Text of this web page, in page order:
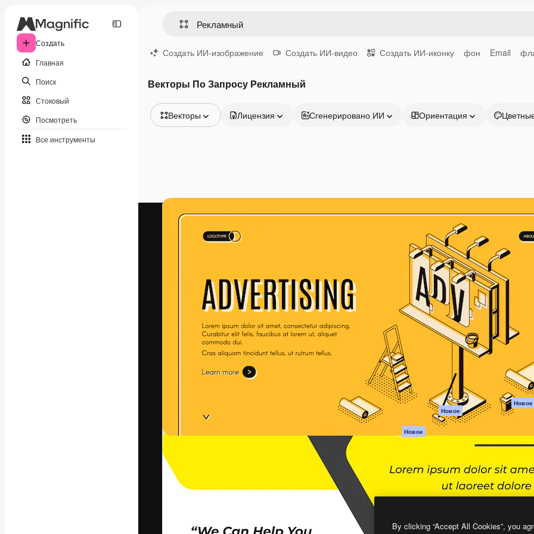
Создать
Главная
Поиск
Стоковый
Посмотреть
Все инструменты
Создать ИИ-изображение Создать ИИ-видео Создать ИИ-иконку фон Email
Векторы По Запросу Рекламный
Векторы
Видео
Видеоролик
Моушн-дизайн
Видеошаблоны
Лицензия Сгенерировано ИИ Ориентация
ваших лучших работ. Более 1 миллиона
подписчиков среди креаторов,
предприятий, агентств и студий.
Pусский
Продукция
ИИ-помощник
Генератор
изображений ИИ
Генератор видео
ИИ
Генератор голоса
на основе ИИ
Стоковый контент
MCP для
Claude/ChatGPT
Новое
Новое
приложение
Все инструменты
Magnific
Начать
Academy
Документация по
Пакету ИИ
Служба
поддержки
Условия и
положения
Оригиналы Новое
Политика файлов
Центр доверия
Предприятие
By clicking “Accept All Cookies”, you